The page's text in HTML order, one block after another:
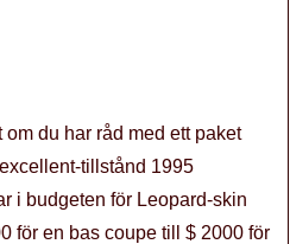
du har råd med ett paket
tillstånd 1995
i budgeten för Leopard-skin
för en bas coupe till $ 2000 för